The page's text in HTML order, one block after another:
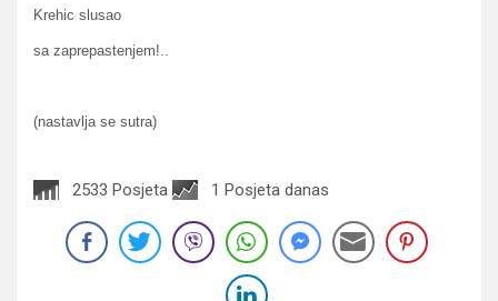
Krehic slusao
sa zaprepastenjem!..
(nastavlja se sutra)
2533 Posjeta 1 Posjeta danas